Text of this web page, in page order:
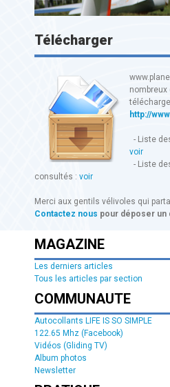
Télécharger
http://
- Liste
voir
- Liste
consultés : voir
Merci aux gentils vélivoles qui
Contactez nous pour déposer un
MAGAZINE
Les derniers articles
Tous les articles par section
COMMUNAUTE
Autocollants LIFE IS SO SIMPLE
122.65 Mhz (Facebook)
Vidéos (Gliding TV)
Album photos
Newsletter